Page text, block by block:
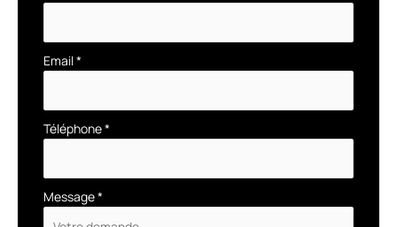
Email*
Téléphone*
Message*